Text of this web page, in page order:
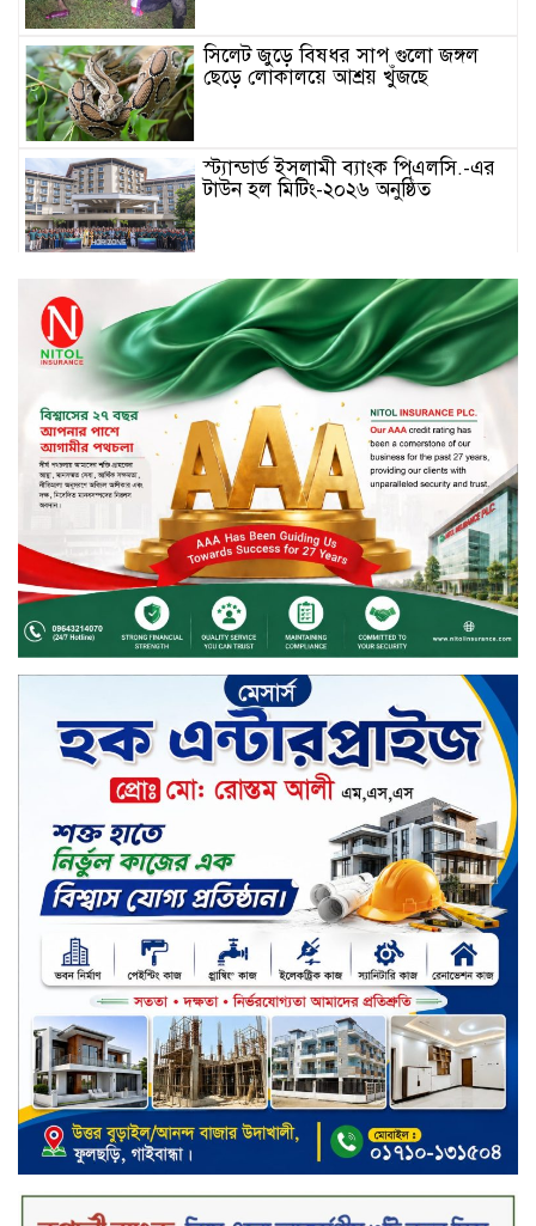
সিলেট জুড়ে বিষধর সাপ গুলো জঙ্গল
ছেড়ে লোকালয়ে আশ্রয় খুঁজছে
স্ট্যান্ডার্ড ইসলামী ব্যাংক পিএলসি.-এর
টাউন হল মিটিং-২০২৬ অনুষ্ঠিত
বিদায়ী সপ্তাহে দর পতনের শীর্ষে এস
আলম কোল্ড রোল্ড
বিদায়ী সপ্তাহে দর বৃদ্ধির শীর্ষে ফারইস্ট
ফাইন্যান্স
বিদায়ী সপ্তাহে লেনদেনের শীর্ষে শার্প
ইন্ডাস্ট্রিজ
চুয়াডাঙ্গায় বিএআরআই’র কৃষি গবেষণা
কেন্দ্র, মেহেরপুর এর আঞ্চলিক রিভিউ
কর্মশালা/২০২৫-২৬ অনুষ্ঠিত
মুসলিম নিকাহ রেজিস্ট্রার কল্যাণ
পরিষদের সম্মেলন অনুষ্ঠিত
দীর্ঘস্থায়ী ৭,৫০০ এমএএইচ ব্যাটারি
এবং শক্তিশালী গরিলা গ্লাস ৭আই সুরক্ষা
নিয়ে শাওমি উন্মোচন করল নতুন রেডমি
১৭
খালেদা জিয়ার গাড়ীতে হামলাকারী
রুবেলের গোত্রীয় সন্ত্রাসীদের গ্রেফতারের
দাবি
ক্যাশলেস বাংলাদেশ বিনির্মাণে
ইসলামী ব্যাংকের উদ্যোগে বাংলা
কিউআর নিয়ে বিশিষ্ট আলেমদের সঙ্গে
মতবিনিময় সভা অনুষ্ঠিত
‘শেখ হাসিনা ডিসেম্বরে ফিরলে গণহত্যার
দায় নিয়ে কারাগারে যাবেন,’ আইনমন্ত্রী